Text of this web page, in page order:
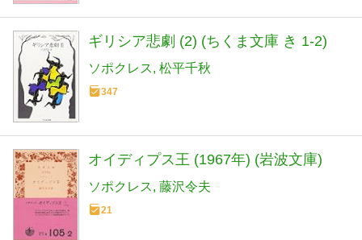
ギリシア悲劇 (2) (ちくま文庫 き 1-2)
ソポクレス 松平千秋
347
オイディプス王 (1967年) (岩波文庫)
ソポクレス 藤沢令夫
21